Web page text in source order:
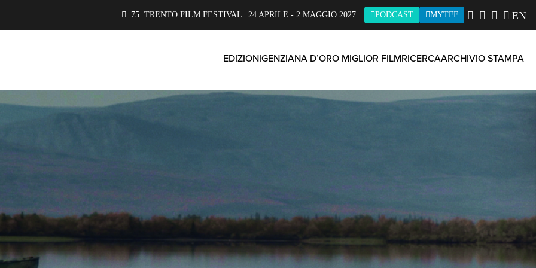
75. TRENTO FILM FESTIVAL | 24 APRILE - 2 MAGGIO 2027 PODCAST MYTFF EN
EDIZIONIGENZIANA D’ORO MIGLIOR FILMRICERCAARCHIVIO STAMPA